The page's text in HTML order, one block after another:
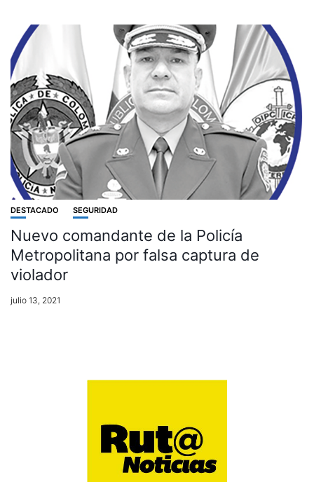
DESTACADO SEGURIDAD
Nuevo comandante de la Policía
Metropolitana por falsa captura de
violador
julio 13, 2021